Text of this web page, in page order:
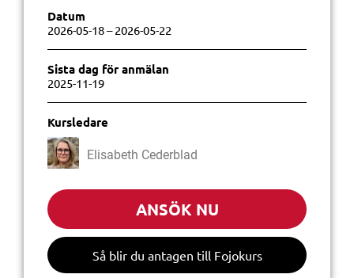
Datum
2026-05-18– 2026-05-22
Sista dag för anmälan
2025-11-19
Kursledare
Elisabeth Cederblad
ANSÖK NU
Så blir du antagen till Fojokurs